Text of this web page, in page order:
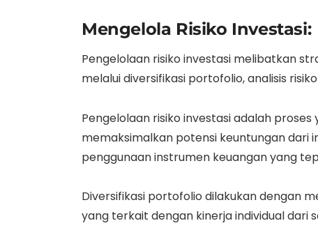
Mengelola Risiko Investasi:
Pengelolaan risiko investasi melibatkan
melalui diversifikasi portofolio, analisis
Pengelolaan risiko investasi adalah
memaksimalkan potensi keuntungan dari
penggunaan instrumen keuangan yang
Diversifikasi portofolio dilakukan dengan
yang terkait dengan kinerja individual dari